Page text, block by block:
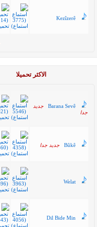
Kezîzerê
الاكثر تحميلا
Barana Sevê
جديد
جدا
Bûkê جديد جدا
Welat
Dil Bide Min